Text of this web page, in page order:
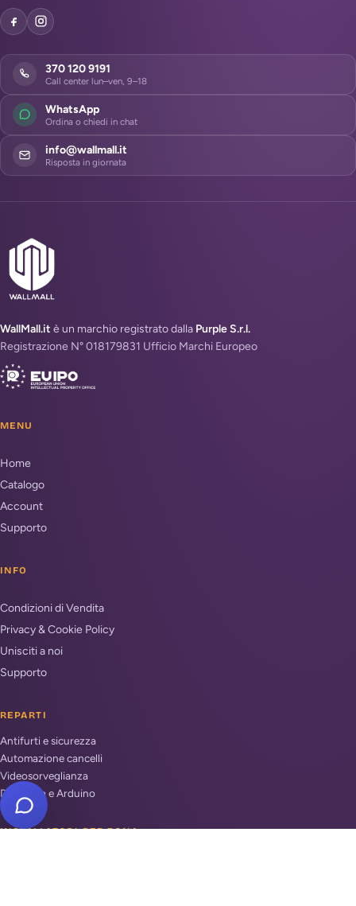
370 120 9191
Call center lun–ven, 9–18
WhatsApp
Ordina o chiedi in chat
info@wallmall.it
Risposta in giornata
WallMall.it è un marchio registrato dalla Purple S.r.l.
Registrazione N° 018179831 Ufficio Marchi Europeo
MENU
Home
Catalogo
Account
Supporto
INFO
Condizioni di Vendita
Privacy & Cookie Policy
Unisciti a noi
Supporto
REPARTI
Antifurti e sicurezza
Automazione cancelli
Videosorveglianza
Domotica e Arduino
INSTALLATORI PER ZONA